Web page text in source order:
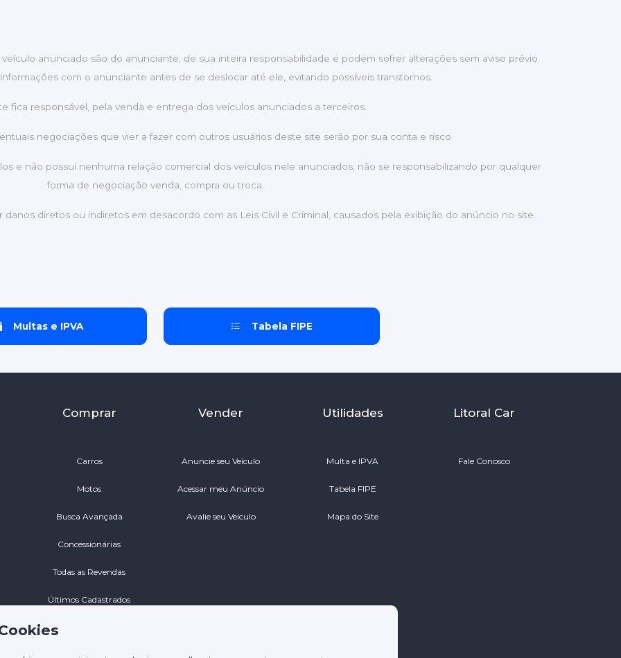
anunciado são do anunciante, de sua inteira responsabilidade e podem sofrer alterações sem aviso prévio.
com o anunciante antes de se deslocar até ele, evitando possíveis transtornos.
fica responsável, pela venda e entrega dos veículos anunciados a terceiros.
negociações que vier a fazer com outros usuários deste site serão por sua conta e risco.
e não possuí nenhuma relação comercial dos veículos nele anunciados, não se responsabilizando por qualquer
forma de negociação venda, compra ou troca.
diretos ou indiretos em desacordo com as Leis Civil e Criminal, causados pela exibição do anúncio no site.
Multas e IPVA Tabela FIPE
Comprar
Carros
Motos
Busca Avançada
Concessionárias
Todas as Revendas
Últimos Cadastrados
Veículos em Ofertas
Veículos Particulares
Vender
Anuncie seu Veículo
Acessar meu Anúncio
Avalie seu Veículo
Utilidades
Multa e IPVA
Tabela FIPE
Mapa do Site
Litoral Car
Fale Conosco